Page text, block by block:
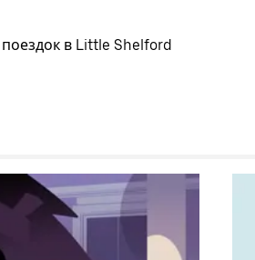
в Little Shelford